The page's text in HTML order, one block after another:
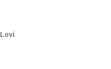
Lovi